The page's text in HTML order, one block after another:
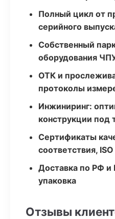
Полный цикл от
серийного
Собственный
оборудования
ОТК и
протоколы
Инжиниринг:
конструкции под
Сертификаты
соответствия,
Доставка по РФ и
упаковка
Отзывы